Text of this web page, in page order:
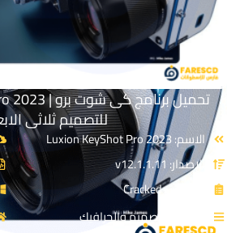
للتصميم ثلاثى
الاسم: Luxion KeyShot Pro 2023
الإصدار: v12.1.1.11
الترخيص: Cracked
القسم: التصميم والجرافيك